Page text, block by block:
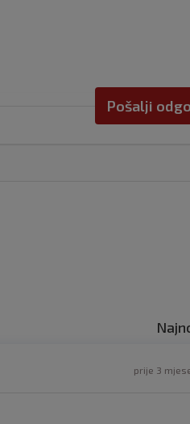
Pošalji
prije 3